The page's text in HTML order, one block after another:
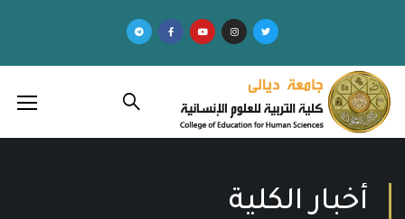
أخبار الكلية